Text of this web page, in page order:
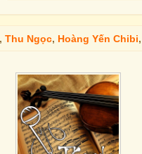
, Thu Ngọc, Hoàng Yến Chibi,